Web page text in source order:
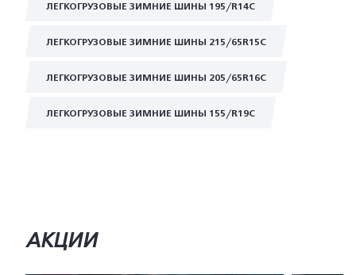
ЛЕГКОГРУЗОВЫЕ ЗИМНИЕ ШИНЫ 195/R14C
ЛЕГКОГРУЗОВЫЕ ЗИМНИЕ ШИНЫ 215/65R15C
ЛЕГКОГРУЗОВЫЕ ЗИМНИЕ ШИНЫ 205/65R16C
ЛЕГКОГРУЗОВЫЕ ЗИМНИЕ ШИНЫ 155/R19C
АКЦИИ